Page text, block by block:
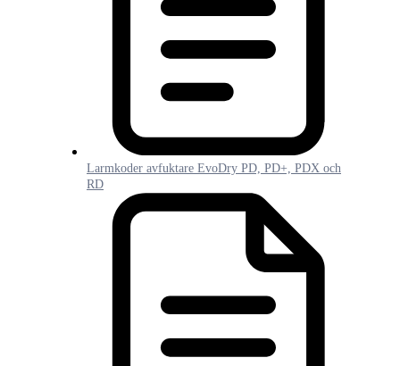
Larmkoder avfuktare EvoDry PD, PD+, PDX och
RD